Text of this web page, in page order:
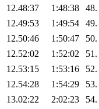
12.48:37
1:48:38 48.
12.49:53
1:49:54 49.
12.50:46
1:50:47 50.
12.52:02
1:52:02 51.
12.53:15
1:53:16 52.
12.54:28
1:54:29 53.
13.02:22
2:02:23 54.